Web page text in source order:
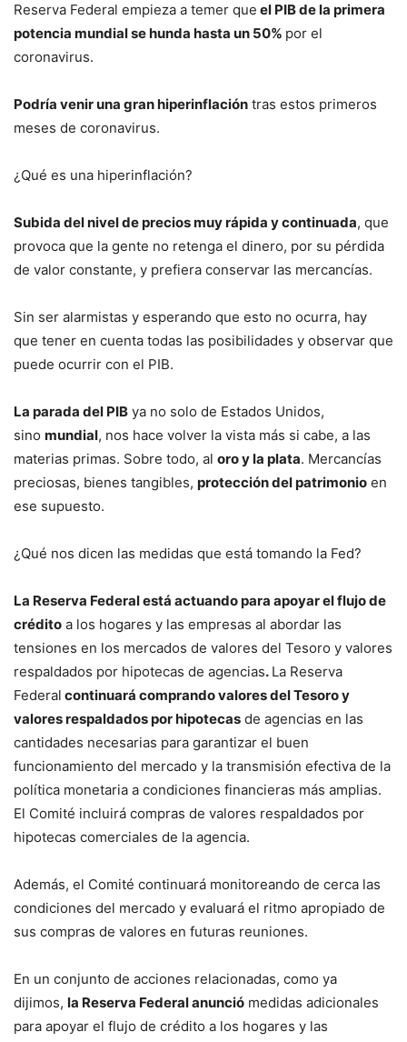
Reserva Federal empieza a temer que el PIB de la primera
potencia mundial se hunda hasta un 50% por el
coronavirus.
Podría venir una gran hiperinflación tras estos primeros
meses de coronavirus.
¿Qué es una hiperinflación?
Subida del nivel de precios muy rápida y continuada, que
provoca que la gente no retenga el dinero, por su pérdida
de valor constante, y prefiera conservar las mercancías.
Sin ser alarmistas y esperando que esto no ocurra, hay
que tener en cuenta todas las posibilidades y observar que
puede ocurrir con el PIB.
La parada del PIB ya no solo de Estados Unidos,
sino mundial, nos hace volver la vista más si cabe, a las
materias primas. Sobre todo, al oro y la plata. Mercancías
preciosas, bienes tangibles, protección del patrimonio en
ese supuesto.
¿Qué nos dicen las medidas que está tomando la Fed?
La Reserva Federal está actuando para apoyar el flujo de
crédito a los hogares y las empresas al abordar las
tensiones en los mercados de valores del Tesoro y valores
respaldados por hipotecas de agencias. La Reserva
Federal continuará comprando valores del Tesoro y
valores respaldados por hipotecas de agencias en las
cantidades necesarias para garantizar el buen
funcionamiento del mercado y la transmisión efectiva de la
política monetaria a condiciones financieras más amplias.
El Comité incluirá compras de valores respaldados por
hipotecas comerciales de la agencia.
Además, el Comité continuará monitoreando de cerca las
condiciones del mercado y evaluará el ritmo apropiado de
sus compras de valores en futuras reuniones.
En un conjunto de acciones relacionadas, como ya
dijimos, la Reserva Federal anunció medidas adicionales
para apoyar el flujo de crédito a los hogares y las